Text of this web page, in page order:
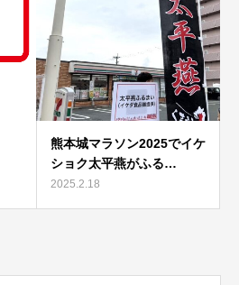
熊本城マラソン2025でイケ
ショク太平燕がふる…
2025.2.18